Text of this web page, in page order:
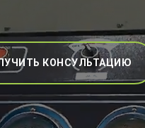
КОНСУЛЬТАЦИЮ